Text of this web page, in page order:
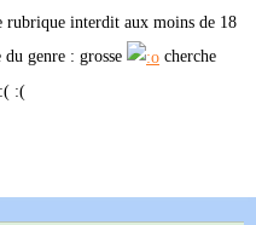
rubrique interdit aux moins de 18
du genre : grosse
cherche
:(